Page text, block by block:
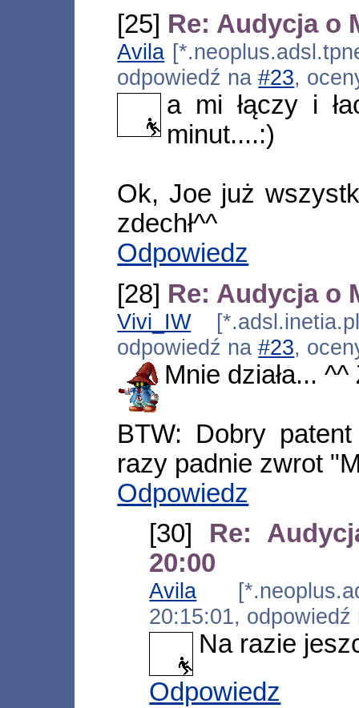
[25] Re: Audycja o
Avila
odpowiedź na#23,
a mi łączy i
minut....:)
Ok, Joe już
zdechł^^
Odpowiedz
[28] Re: Audycja o
Vivi_IW
odpowiedź na#23,
Mnie działa...
BTW: Dobry
razy padnie zwrot
Odpowiedz
[30] Re:
20:00
Avila
20:15:01,
Na razie
Odpowiedz